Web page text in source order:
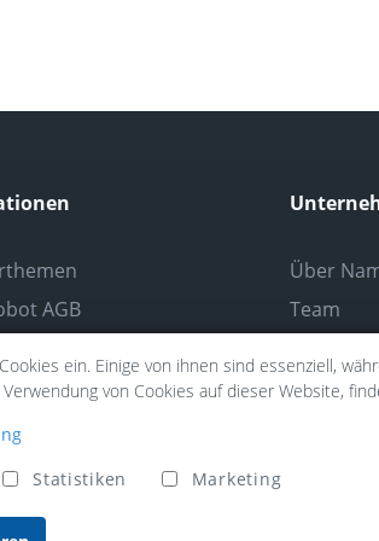
AGB
Über
Team
Partner
ein. Einige von ihnen sind essenziell,
von Cookies auf dieser Website,
Statistiken Marketing